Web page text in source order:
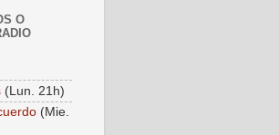
O
(Lun. 21h)
(Mie.